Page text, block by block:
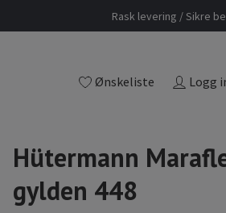
Rask levering / Sikre
Ønskeliste Logg
Hütermann
gylden 448